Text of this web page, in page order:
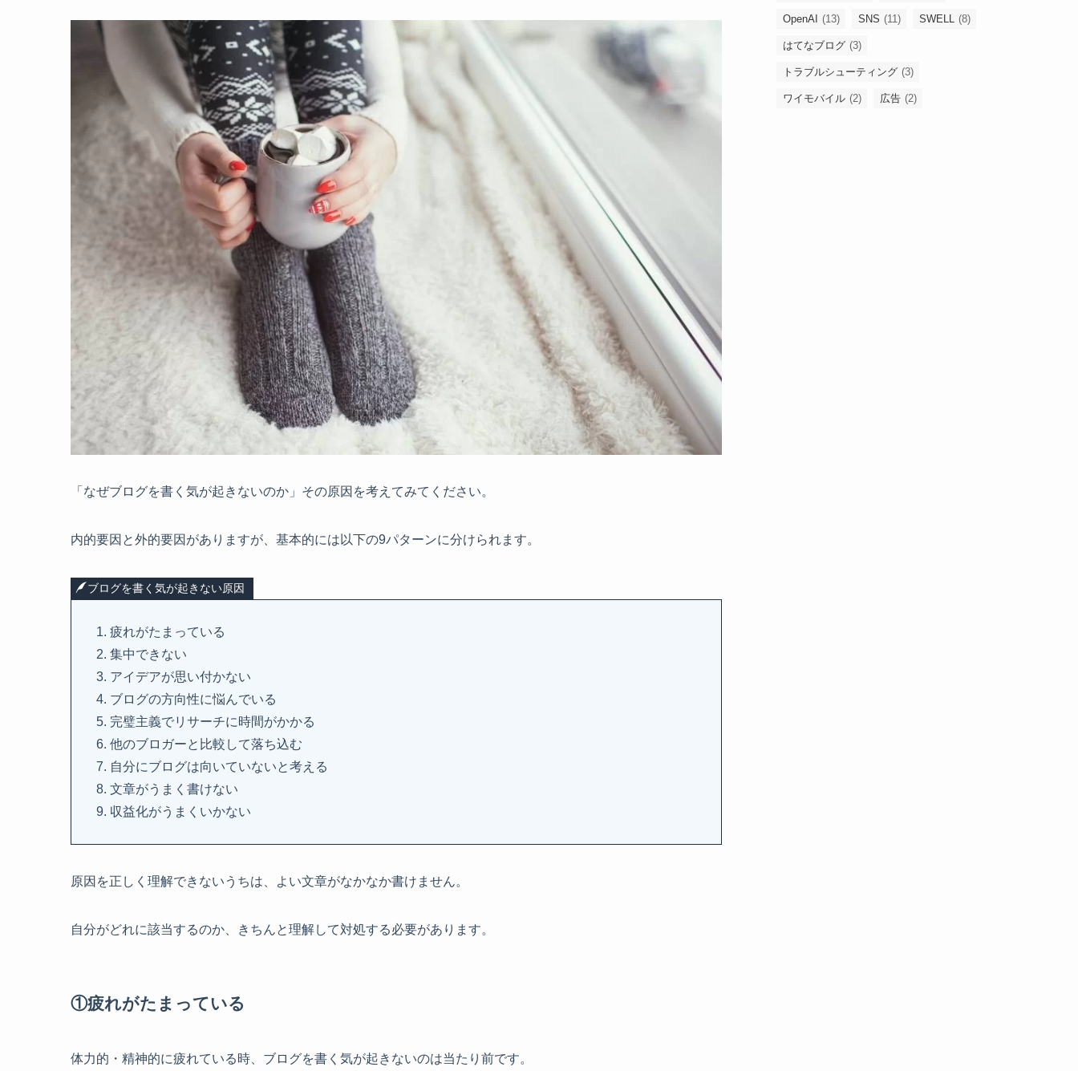
「なぜブログを書く気が起きないのか」その原因を考えてみてください。
内的要因と外的要因がありますが、基本的には以下の9パターンに分けられます。
ブログを書く気が起きない原因
疲れがたまっている
集中できない
アイデアが思い付かない
ブログの方向性に悩んでいる
完璧主義でリサーチに時間がかかる
他のブロガーと比較して落ち込む
自分にブログは向いていないと考える
文章がうまく書けない
収益化がうまくいかない
原因を正しく理解できないうちは、よい文章がなかなか書けません。
自分がどれに該当するのか、きちんと理解して対処する必要があります。
①疲れがたまっている
体力的・精神的に疲れている時、ブログを書く気が起きないのは当たり前です。
OpenAI (13) SNS (11) SWELL (8)
はてなブログ (3)
トラブルシューティング (3)
ワイモバイル (2) 広告 (2)